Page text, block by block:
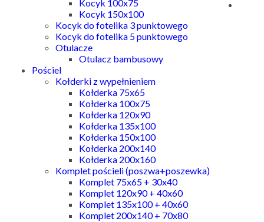
Kocyk 100x75
Kocyk 150x100
Kocyk do fotelika 3 punktowego
Kocyk do fotelika 5 punktowego
Otulacze
Otulacz bambusowy
Pościel
Kołderki z wypełnieniem
Kołderka 75x65
Kołderka 100x75
Kołderka 120x90
Kołderka 135x100
Kołderka 150x100
Kołderka 200x140
Kołderka 200x160
Komplet pościeli (poszwa+poszewka)
Komplet 75x65 + 30x40
Komplet 120x90 + 40x60
Komplet 135x100 + 40x60
Komplet 200x140 + 70x80